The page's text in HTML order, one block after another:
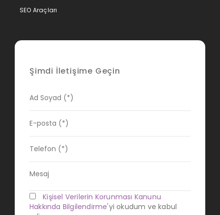
SEO Araçları
Şimdi İletişime Geçin
Kişisel Verilerin Korunması Kanunu
Hakkında Bilgilendirme'yi okudum ve kabul